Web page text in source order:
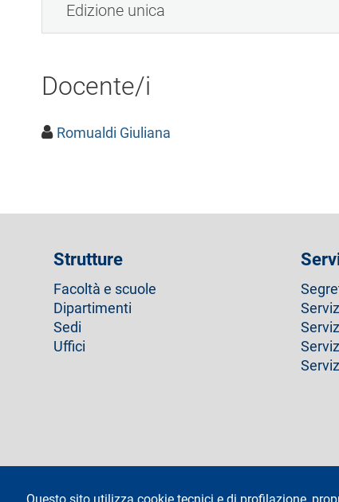
Edizione unica
Docente/i
Romualdi Giuliana
Strutture
Facoltà e scuole
Dipartimenti
Sedi
Uffici